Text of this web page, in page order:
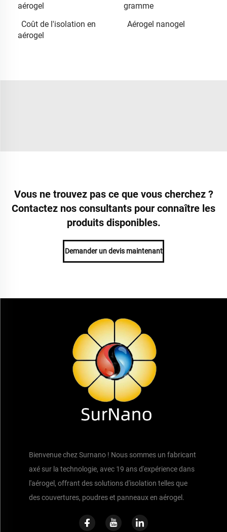
aérogel
gramme
Coût de l'isolation en
aérogel
Aérogel nanogel
Vous ne trouvez pas ce que vous cherchez ?
Contactez nos consultants pour connaître les
produits disponibles.
Demander un devis maintenant
Bienvenue chez Surnano ! Nous sommes un fabricant
axé sur la technologie, avec 19 ans d'expérience dans
l'aérogel, offrant des solutions d'isolation telles que
des couvertures, poudres et panneaux en aérogel.